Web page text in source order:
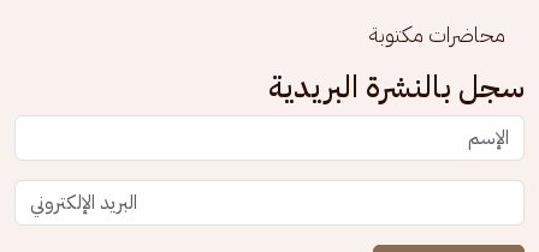
محاضرات مكتوبة
سجل بالنشرة البريدية